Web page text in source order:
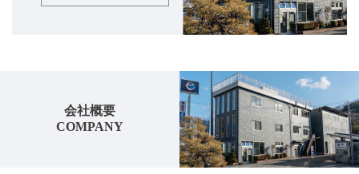
会社概要
COMPANY